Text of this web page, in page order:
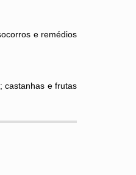
e remédios
castanhas e frutas